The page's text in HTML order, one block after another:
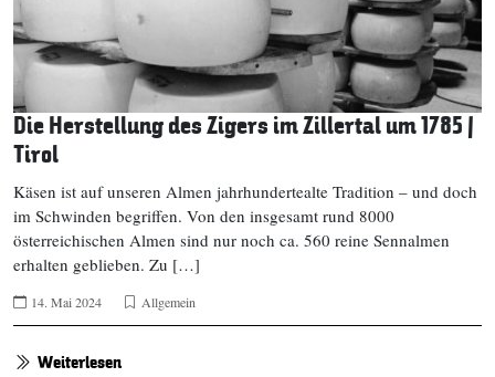
Die Herstellung des Zigers im Zillertal um 1785 |
Tirol
Käsen ist auf unseren Almen jahrhundertealte Tradition – und doch
im Schwinden begriffen. Von den insgesamt rund 8000
österreichischen Almen sind nur noch ca. 560 reine Sennalmen
erhalten geblieben. Zu […]
14. Mai 2024 Allgemein
Weiterlesen